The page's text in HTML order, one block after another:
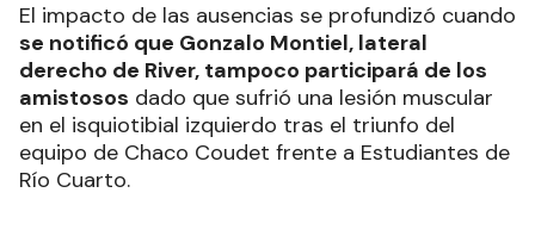
El impacto de las ausencias se profundizó cuando
se notificó que Gonzalo Montiel, lateral
derecho de River, tampoco participará de los
amistosos dado que sufrió una lesión muscular
en el isquiotibial izquierdo tras el triunfo del
equipo de Chaco Coudet frente a Estudiantes de
Río Cuarto.